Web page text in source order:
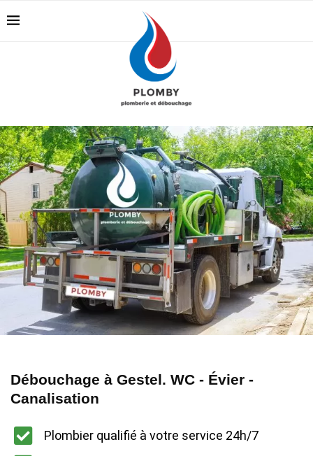
Débouchage à Gestel. WC - Évier -
Canalisation
Plombier qualifié à votre service 24h/7